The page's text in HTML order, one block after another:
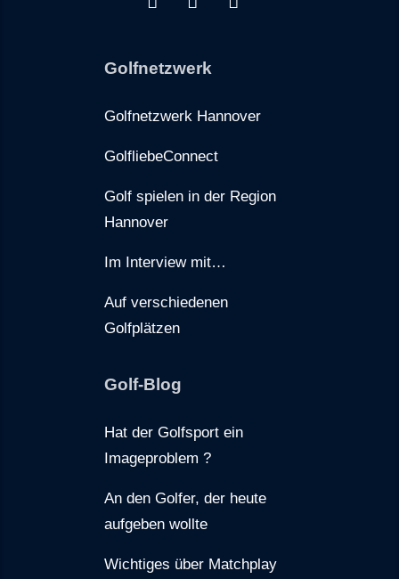
Golfnetzwerk
Golfnetzwerk Hannover
GolfliebeConnect
Golf spielen in der Region
Hannover
Im Interview mit…
Auf verschiedenen
Golfplätzen
Golf-Blog
Hat der Golfsport ein
Imageproblem ?
An den Golfer, der heute
aufgeben wollte
Wichtiges über Matchplay